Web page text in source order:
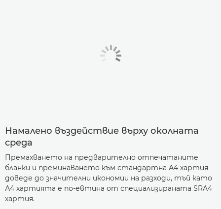
Намалено въздействие върху околната
среда
Премахването на предварително отпечатаните
бланки и преминаването към стандартна А4 хартия
доведе до значителни икономии на разходи, тъй като
А4 хартията е по-евтина от специализираната SRA4
хартия.